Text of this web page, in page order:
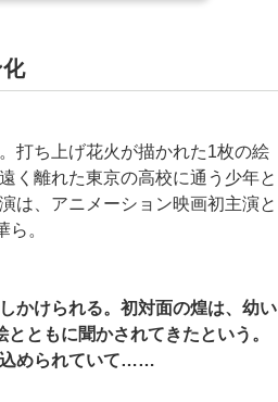
打ち上げ花火が描かれた1枚の絵
く離れた東京の高校に通う少年と
は、アニメーション映画初主演と
。
かけられる。初対面の煌は、幼い
ともに聞かされてきたという。
込められていて……